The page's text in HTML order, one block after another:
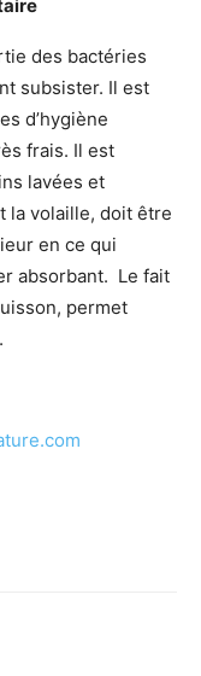
des bactéries
subsister. Il est
d’hygiène
frais. Il est
lavées et
la volaille, doit être
en ce qui
absorbant. Le fait
permet